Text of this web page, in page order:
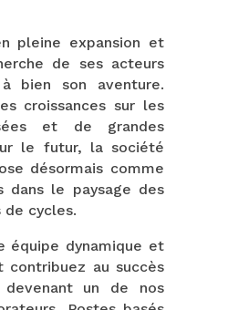
pleine expansion et
de ses acteurs
bien son aventure.
croissances sur les
et de grandes
le futur, la société
désormais comme
dans le paysage des
de cycles.
équipe dynamique et
contribuez au succès
devenant un de nos